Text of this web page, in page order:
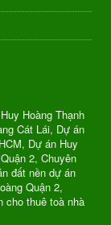
Hoàng Thạnh
Cát Lái, Dự án
Dự án Huy
2, Chuyên
đất nền dự án
Quận 2,
cho thuê toà nhà